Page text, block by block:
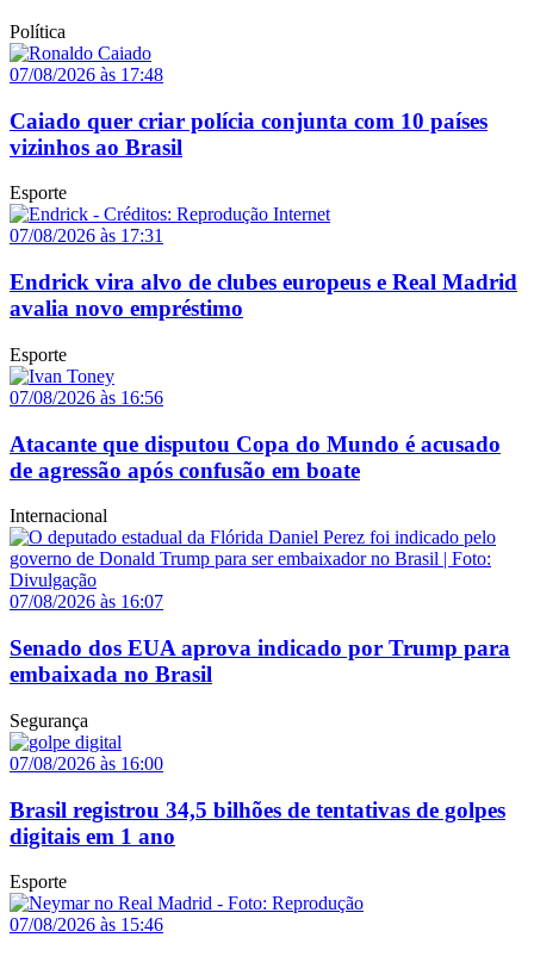
Política
07/08/2026 às 17:48
Caiado quer criar polícia conjunta com 10 países
vizinhos ao Brasil
Esporte
07/08/2026 às 17:31
Endrick vira alvo de clubes europeus e Real Madrid
avalia novo empréstimo
Esporte
07/08/2026 às 16:56
Atacante que disputou Copa do Mundo é acusado
de agressão após confusão em boate
Internacional
07/08/2026 às 16:07
Senado dos EUA aprova indicado por Trump para
embaixada no Brasil
Segurança
07/08/2026 às 16:00
Brasil registrou 34,5 bilhões de tentativas de golpes
digitais em 1 ano
Esporte
07/08/2026 às 15:46